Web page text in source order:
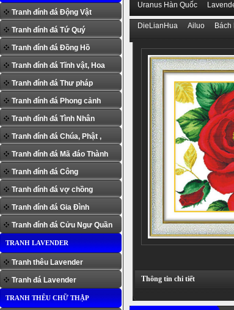
Tranh đính đá Động Vật
Tranh đính đá Tứ Quý
Tranh đính đá Đồng Hồ
Tranh đính đá Tĩnh vật, Hoa
Tranh đính đá Thư pháp
Tranh đính đá Phong cảnh
Tranh đính đá Tình Nhân
Tranh đính đá Chúa, Phật ,
Người
Tranh đính đá Mã đáo Thành
Công
Tranh đính đá Công
Tranh đính đá vợ chồng
Tranh đính đá Gia Đình
Tranh đính đá Cửu Ngư Quần
Hội
TRANH LAVENDER
Tranh thêu Lavender
Tranh đá Lavender
TRANH THÊU CHỮ THẬP
Uranus Hàn Quốc
DieLianHua Ailuo Bách
Thông tin chi tiết